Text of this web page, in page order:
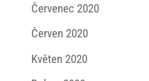
Červenec 2020
Červen 2020
Květen 2020